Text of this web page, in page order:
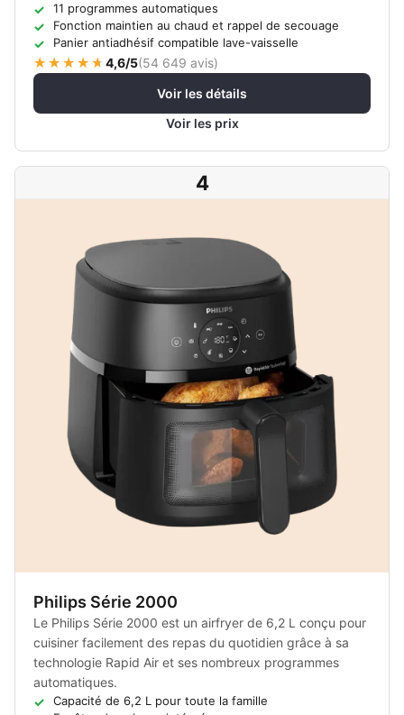
11 programmes automatiques
Fonction maintien au chaud et rappel de secouage
Panier antiadhésif compatible lave-vaisselle
4,6/5(54 649 avis)
Voir les détails
Voir les prix
4
Philips Série 2000
Le Philips Série 2000 est un airfryer de 6,2 L conçu pour
cuisiner facilement des repas du quotidien grâce à sa
technologie Rapid Air et ses nombreux programmes
automatiques.
Capacité de 6,2 L pour toute la famille